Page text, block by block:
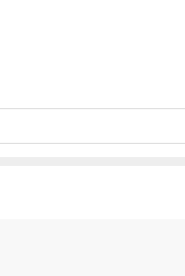
(산호침버섯) / 새잣버섯 / 목이 /
비단그물버섯 / 비단그물버섯